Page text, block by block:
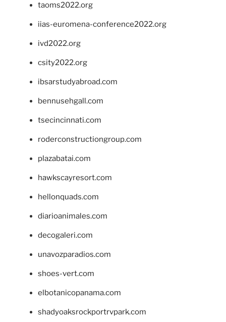
taoms2022.org
iias-euromena-conference2022.org
ivd2022.org
csity2022.org
ibsarstudyabroad.com
bennusehgall.com
tsecincinnati.com
roderconstructiongroup.com
plazabatai.com
hawkscayresort.com
hellonquads.com
diarioanimales.com
decogaleri.com
unavozparadios.com
shoes-vert.com
elbotanicopanama.com
shadyoaksrockportrvpark.com